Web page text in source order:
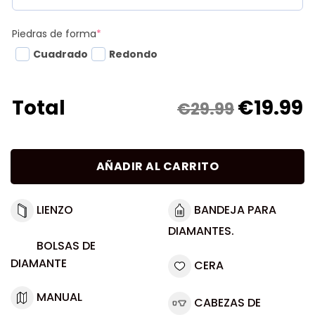
Piedras de forma*
Cuadrado
Redondo
Total €29.99€19.99
AÑADIR AL CARRITO
LIENZO
BOLSAS DE
DIAMANTE
MANUAL
BANDEJA PARA
DIAMANTES.
CERA
CABEZAS DE